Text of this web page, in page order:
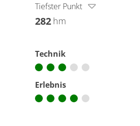
Tiefster Punkt
282 hm
Technik
Erlebnis